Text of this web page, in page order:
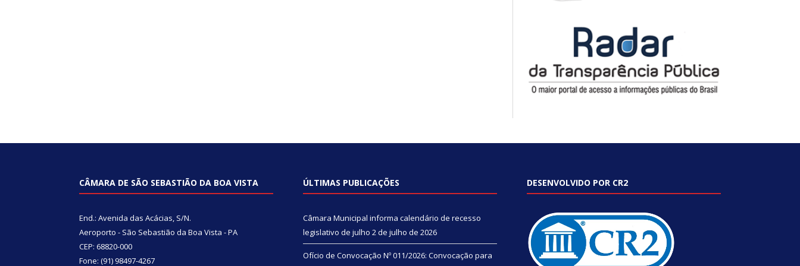
CÂMARA DE SÃO SEBASTIÃO DA BOA VISTA
End.: Avenida das Acácias, S/N.
Aeroporto - São Sebastião da Boa Vista - PA
CEP: 68820-000
Fone: (91) 98497-4267
ÚLTIMAS PUBLICAÇÕES
Câmara Municipal informa calendário de recesso
legislativo de julho 2 de julho de 2026
Ofício de Convocação Nº 011/2026: Convocação para
DESENVOLVIDO POR CR2